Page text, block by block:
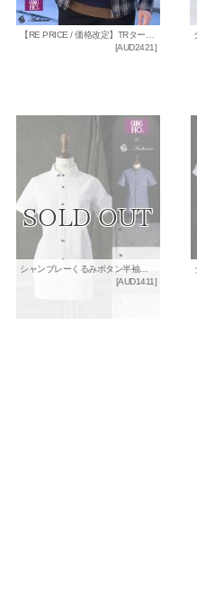
[AUD2421]
シャンブレーくるみボタン半袖シャツ [Lady's] / Audience x GUNG HO
[AUD1411]